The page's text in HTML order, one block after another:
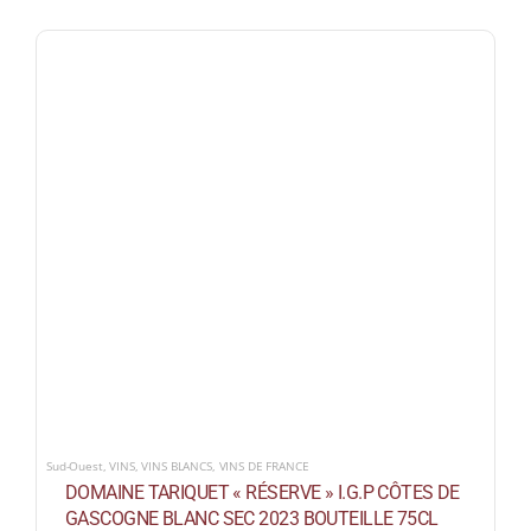
Sud-Ouest,VINS,VINS BLANCS, VINS DE FRANCE
DOMAINE TARIQUET « RÉSERVE » I.G.P CÔTES DE
GASCOGNE BLANC SEC 2023 BOUTEILLE 75CL